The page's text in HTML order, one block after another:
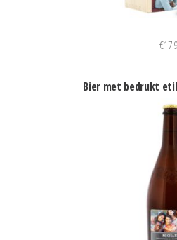
€
Bier met bedrukt